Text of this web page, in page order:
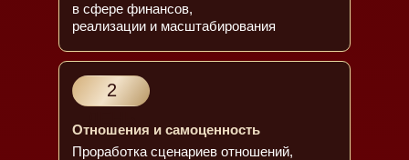
в сфере финансов,
реализации и масштабирования
2
Отношения и самоценность
Проработка сценариев отношений,